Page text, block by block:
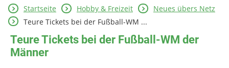
Spiel & Spaß
Mitreden & Mitmachen
Startseite Hobby & Freizeit
Neues übers Netz
Teure Tickets bei der Fußball-WM ...
Teure Tickets bei der Fußball-WM der
Männer